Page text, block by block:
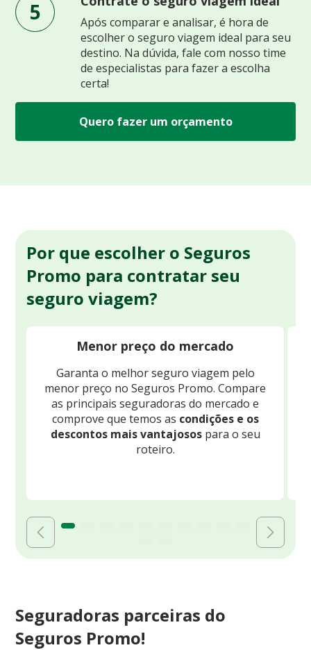
5
Após comparar e analisar, é hora de
escolher o seguro viagem ideal para seu
destino. Na dúvida, fale com nosso time
de especialistas para fazer a escolha
certa!
Quero fazer um orçamento
Por que escolher o Seguros
Promo para contratar seu
seguro viagem?
Menor preço do mercado
Garanta o melhor seguro viagem pelo
menor preço no Seguros Promo. Compare
as principais seguradoras do mercado e
comprove que temos as condições e os
descontos mais vantajosospara o seu
roteiro.
Seguradoras parceiras do
Seguros Promo!